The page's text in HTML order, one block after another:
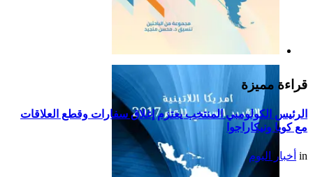
التقرير السياسي لأمريكا
اللاتينية للعام 2019
قراءة مميزة
الرئيس الكولومبي المنتخب يعتزم إغلاق سفارات وقطع العلاقات
مع كوبا ونيكاراجوا
in أخبار اليوم